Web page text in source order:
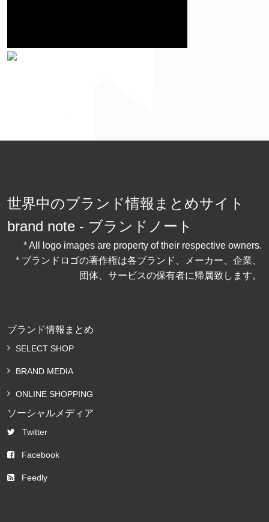
世界中のブランド情報まとめサイト
brand note - ブランドノート
* All logo images are property of their respective owners.
* ブランドロゴの著作権は各ブランド、メーカー、企業、
団体、サービスの保有者に帰属致します。
ブランド情報まとめ
SELECT SHOP
BRAND MEDIA
ONLINE SHOPPING
ソーシャルメディア
Twitter
Facebook
Feedly